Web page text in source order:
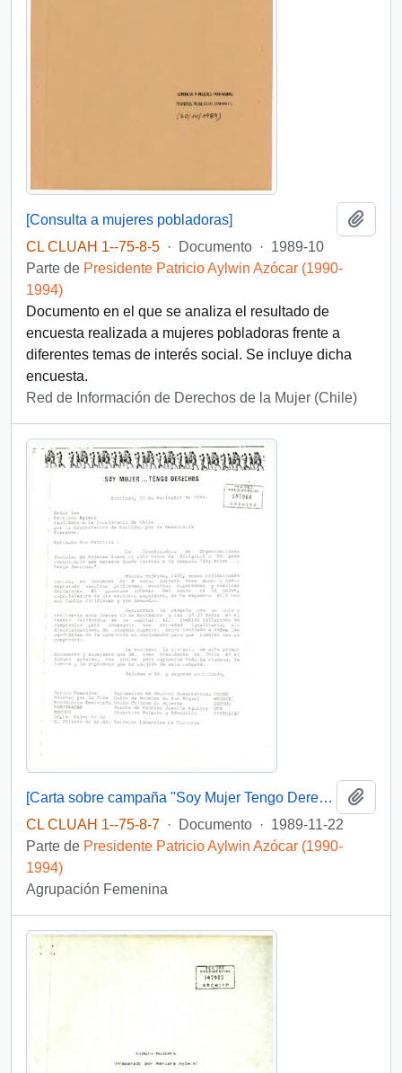
[Consulta a mujeres pobladoras]
CL CLUAH 1--75-8-5 · Documento · 1989-10
Parte de Presidente Patricio Aylwin Azócar (1990-
1994)
Documento en el que se analiza el resultado de
encuesta realizada a mujeres pobladoras frente a
diferentes temas de interés social. Se incluye dicha
encuesta.
Red de Información de Derechos de la Mujer (Chile)
[Carta sobre campaña "Soy Mujer Tengo Derecho"]
CL CLUAH 1--75-8-7 · Documento · 1989-11-22
Parte de Presidente Patricio Aylwin Azócar (1990-
1994)
Agrupación Femenina